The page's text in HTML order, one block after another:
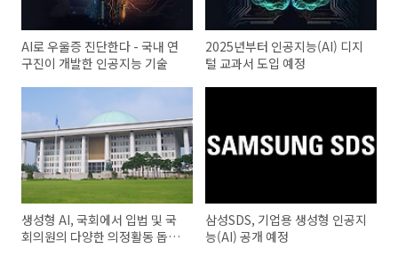
AI로 우울증 진단한다 - 국내 연
구진이 개발한 인공지능 기술
2025년부터 인공지능(AI) 디지
털 교과서 도입 예정
생성형 AI, 국회에서 입법 및 국
회의원의 다양한 의정활동 돕는
삼성SDS, 기업용 생성형 인공지
능(AI) 공개 예정